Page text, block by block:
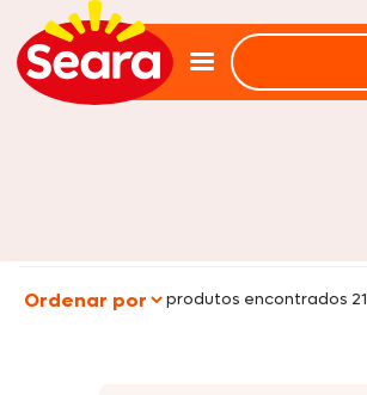
produtos encontrados 21